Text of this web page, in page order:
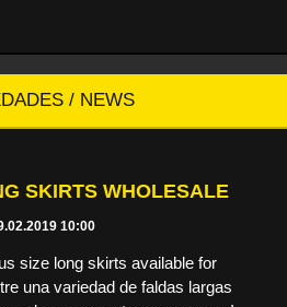
/ NEWS
SKIRTS WHOLESALE
10:00
size long skirts available for
una variedad de faldas largas